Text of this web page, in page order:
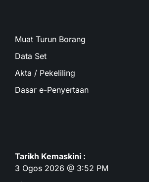
Muat Turun Borang
Data Set
Akta / Pekeliling
Dasar e-Penyertaan
Tarikh Kemaskini :
3 Ogos 2026 @ 3:52 PM